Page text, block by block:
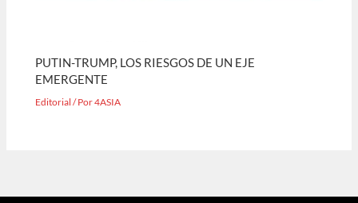
PUTIN-TRUMP, LOS RIESGOS DE UN EJE
EMERGENTE
Editorial / Por4ASIA